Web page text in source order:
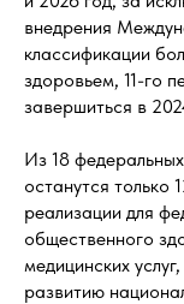
внедрения
классификации
здоровьем, 11-го
завершиться в
Из 18
останутся только
реализации для
общественного
медицинских
развитию